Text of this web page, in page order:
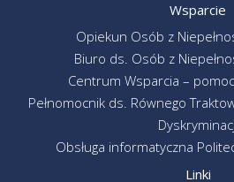
Wsparcie
Opiekun Osób z
Biuro ds. Osób z
Centrum Wsparcia –
Pełnomocnik ds. Równego
Obsługa informatyczna
Linki